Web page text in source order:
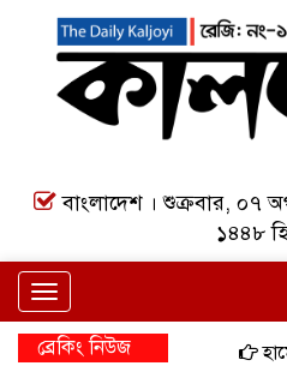
বাংলাদেশ । শুক্রবার, ০৭
১৪৪৮
Toggle
navigation
ব্রেকিং নিউজ হামের